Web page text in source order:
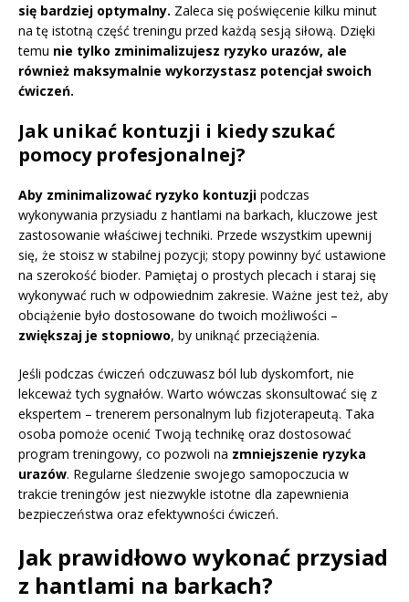
się bardziej optymalny. Zaleca się poświęcenie kilku minut
na tę istotną część treningu przed każdą sesją siłową. Dzięki
temu nie tylko zminimalizujesz ryzyko urazów, ale
również maksymalnie wykorzystasz potencjał swoich
ćwiczeń.
Jak unikać kontuzji i kiedy szukać
pomocy profesjonalnej?
Aby zminimalizować ryzyko kontuzji podczas
wykonywania przysiadu z hantlami na barkach, kluczowe jest
zastosowanie właściwej techniki. Przede wszystkim upewnij
się, że stoisz w stabilnej pozycji; stopy powinny być ustawione
na szerokość bioder. Pamiętaj o prostych plecach i staraj się
wykonywać ruch w odpowiednim zakresie. Ważne jest też, aby
obciążenie było dostosowane do twoich możliwości –
zwiększaj je stopniowo, by uniknąć przeciążenia.
Jeśli podczas ćwiczeń odczuwasz ból lub dyskomfort, nie
lekceważ tych sygnałów. Warto wówczas skonsultować się z
ekspertem – trenerem personalnym lub fizjoterapeutą. Taka
osoba pomoże ocenić Twoją technikę oraz dostosować
program treningowy, co pozwoli na zmniejszenie ryzyka
urazów. Regularne śledzenie swojego samopoczucia w
trakcie treningów jest niezwykle istotne dla zapewnienia
bezpieczeństwa oraz efektywności ćwiczeń.
Jak prawidłowo wykonać przysiad
z hantlami na barkach?